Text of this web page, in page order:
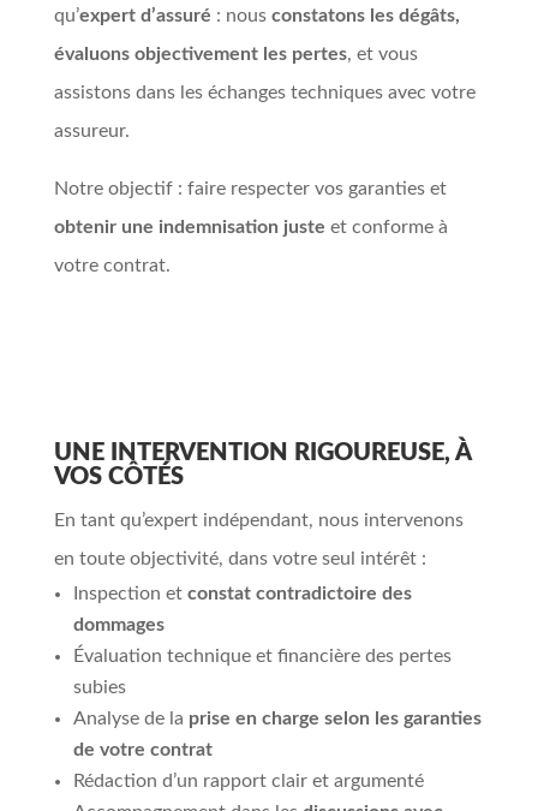
qu’expert d’assuré : nous constatons les dégâts,
évaluons objectivement les pertes, et vous
assistons dans les échanges techniques avec votre
assureur.
Notre objectif : faire respecter vos garanties et
obtenir une indemnisation juste et conforme à
votre contrat.
UNE INTERVENTION RIGOUREUSE, À
VOS CÔTÉS
En tant qu’expert indépendant, nous intervenons
en toute objectivité, dans votre seul intérêt :
Inspection et constat contradictoire des
dommages
Évaluation technique et financière des pertes
subies
Analyse de la prise en charge selon les garanties
de votre contrat
Rédaction d’un rapport clair et argumenté